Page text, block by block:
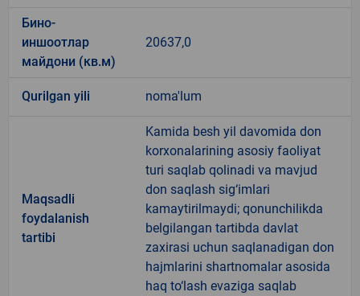
Бино-
иншоотлар
майдони (кв.м)
20637,0
Qurilgan yili noma'lum
Maqsadli
foydalanish
tartibi
Kamida besh yil davomida don
korxonalarining asosiy faoliyat
turi saqlab qolinadi va mavjud
don saqlash sig‘imlari
kamaytirilmaydi; qonunchilikda
belgilangan tartibda davlat
zaxirasi uchun saqlanadigan don
hajmlarini shartnomalar asosida
haq to‘lash evaziga saqlab